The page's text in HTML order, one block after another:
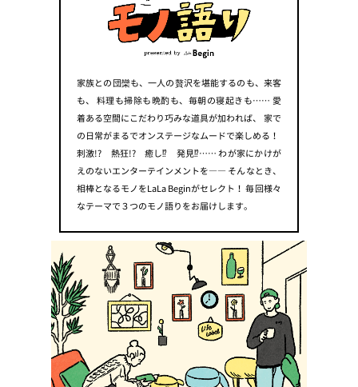
企業の
方へ
お問い
プライ
バシー
ポリシ
ー
家族との団欒も、一人の贅沢を堪能するのも、来客
も、
料理も掃除も晩酌も、毎朝の寝起きも…… 愛
着ある空間にこだわり巧みな道具が加われば、
家で
の日常がまるでオンステージなムードで楽しめる！
刺激!? 熱狂!? 癒し⁉ 発見⁉……わが家にかけが
えのないエンターテインメントを―― そんなとき、
相棒となるモノをLaLa Beginがセレクト！ 毎回様々
なテーマで３つのモノ語りをお届けします。